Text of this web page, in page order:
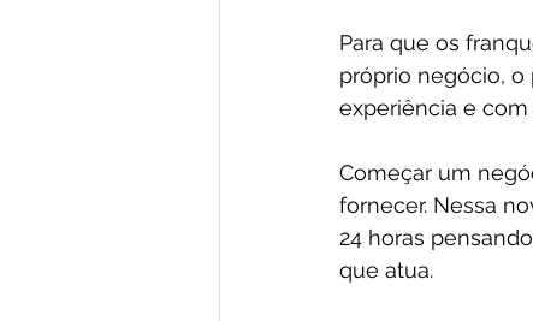
Para que os
próprio negócio,
experiência e
Começar um
fornecer. Nessa
24 horas
que atua.